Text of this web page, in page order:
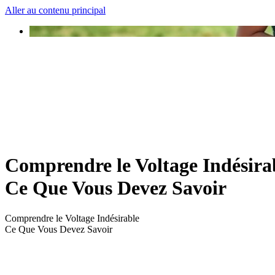
Aller au contenu principal
Comprendre le Voltage
Ce Que Vous Devez Savoir
Comprendre le Voltage Indésirable
Ce Que Vous Devez Savoir